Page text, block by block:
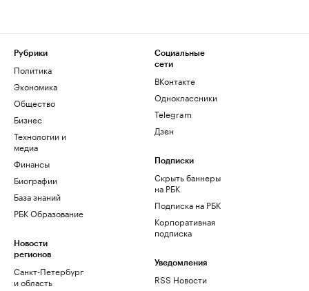
Рубрики
Политика
Экономика
Общество
Бизнес
Технологии и
медиа
Финансы
Биографии
База знаний
РБК Образование
Новости
регионов
Санкт-Петербург
и область
Социальные
сети
ВКонтакте
Одноклассники
Telegram
Дзен
Подписки
Скрыть баннеры
на РБК
Подписка на РБК
Корпоративная
подписка
Уведомления
RSS Новости